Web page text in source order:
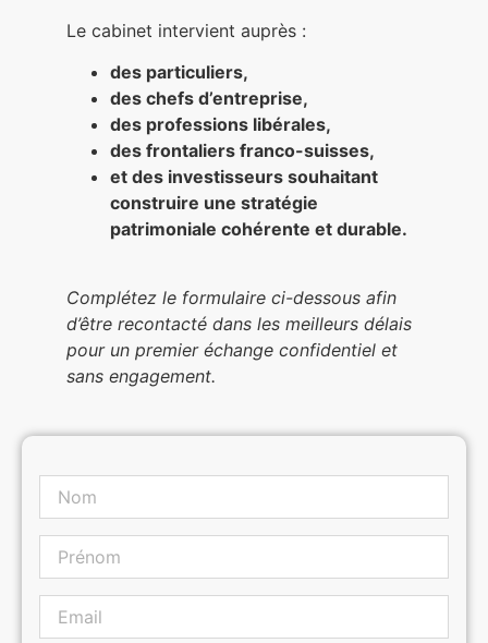
Le cabinet intervient auprès :
des particuliers,
des chefs d’entreprise,
des professions libérales,
des frontaliers franco-suisses,
et des investisseurs souhaitant
construire une stratégie
patrimoniale cohérente et durable.
Complétez le formulaire ci-dessous afin
d’être recontacté dans les meilleurs délais
pour un premier échange confidentiel et
sans engagement.